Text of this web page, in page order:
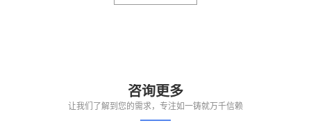
咨询更多
让我们了解到您的需求，专注如一铸就万千信赖